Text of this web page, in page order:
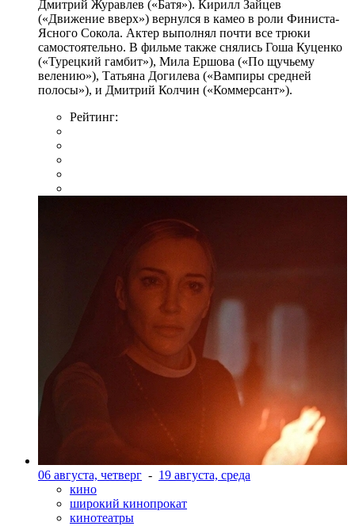
Дмитрий Журавлев («Батя»). Кирилл Зайцев
(«Движение вверх») вернулся в камео в роли Финиста-
Ясного Сокола. Актер выполнял почти все трюки
самостоятельно. В фильме также снялись Гоша Куценко
(«Турецкий гамбит»), Мила Ершова («По щучьему
велению»), Татьяна Догилева («Вампиры средней
полосы»), и Дмитрий Колчин («Коммерсант»).
Рейтинг:
06 августа, четверг - 19 августа, среда
кино
широкий кинопрокат
кинотеатры